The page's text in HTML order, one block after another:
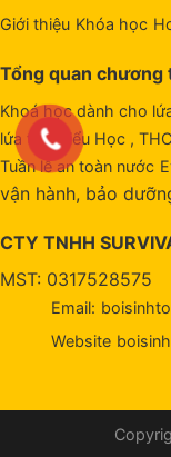
Giới thiệu Khóa học
Tổng quan chương
Khoá học dành cho
lứa tuổi Tiểu Học ,
Tuần lễ an toàn nước
vận hành, bảo
CTY TNHH
MST: 0317528575
Email:
Website